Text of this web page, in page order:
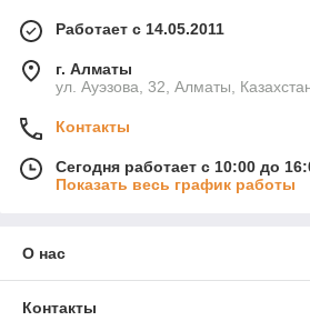
Работает с 14.05.2011
г. Алматы
ул. Ауэзова, 32, Алматы,
Контакты
Сегодня работает с 10:00 до
Показать весь график работы
О нас
Контакты